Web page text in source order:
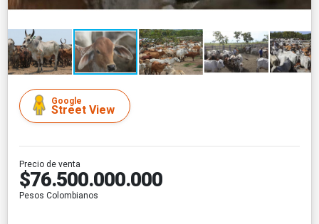
Google
Street View
Precio de venta
$76.500.000.000
Pesos Colombianos